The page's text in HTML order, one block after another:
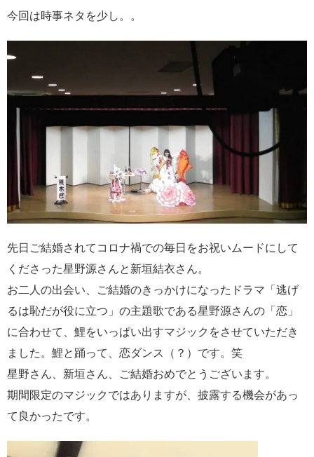
今回は時事ネタを少し。。
先日ご結婚されてコロナ禍での毎日をお祝いムードにして
くださった星野源さんと新垣結衣さん。
お二人の出会い、ご結婚のきっかけになったドラマ「逃げ
るは恥だが役に立つ」の主題歌である星野源さんの「恋」
に合わせて、鯉をいっぱい出すマジックをさせていただき
ました。鯉と踊って、恋ダンス（？）です。笑
星野さん、新垣さん、ご結婚おめでとうございます。
期間限定のマジックではありますが、披露する機会があっ
て良かったです。